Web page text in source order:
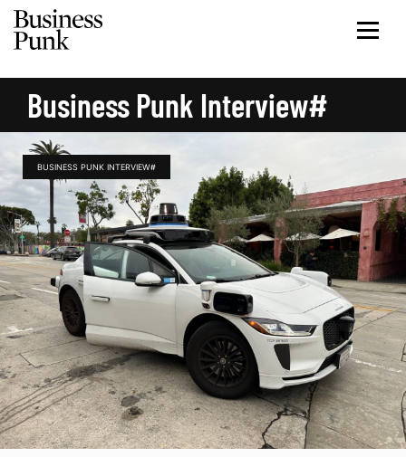
Business Punk Interview#
BUSINESS PUNK INTERVIEW#